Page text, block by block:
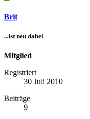
Brit
...ist neu dabei
Mitglied
Registriert
30 Juli 2010
Beiträge
9